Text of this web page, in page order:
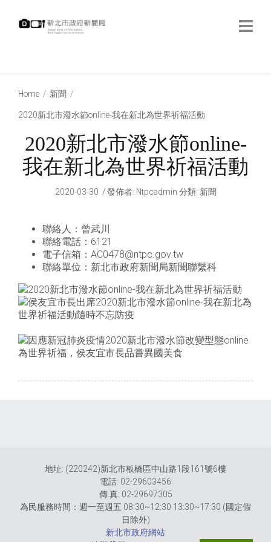
Home 新聞
2020新北市潑水節online-我在新北為世界祈福活動
2020新北市潑水節online-
我在新北為世界祈福活動
2020-03-30 發佈者: Ntpcadmin 分類: 新聞
聯絡人：曾武川
聯絡電話：6121
電子信箱：AC0478@ntpc.gov.tw
聯絡單位：新北市政府新聞局新聞聯繫科
地址: (220242)新北市板橋區中山路1段161號6樓
電話: 02-29603456
傳 真: 02-29697305
為民服務時間：週一至週五 08:30~12:30 13:30~17:30 (國定假
日除外)
新北市政府網站